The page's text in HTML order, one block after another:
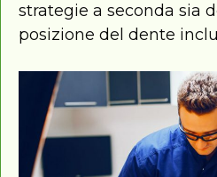
strategie a seconda sia
posizione del dente